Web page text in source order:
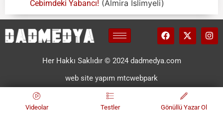
Cebimdeki Yabancı! (Almira İslimyeli)
Her Hakkı Saklıdır © 2024 dadmedya.com
web site yapım mtcwebpark
Videolar Testler Gönüllü Yazar Ol